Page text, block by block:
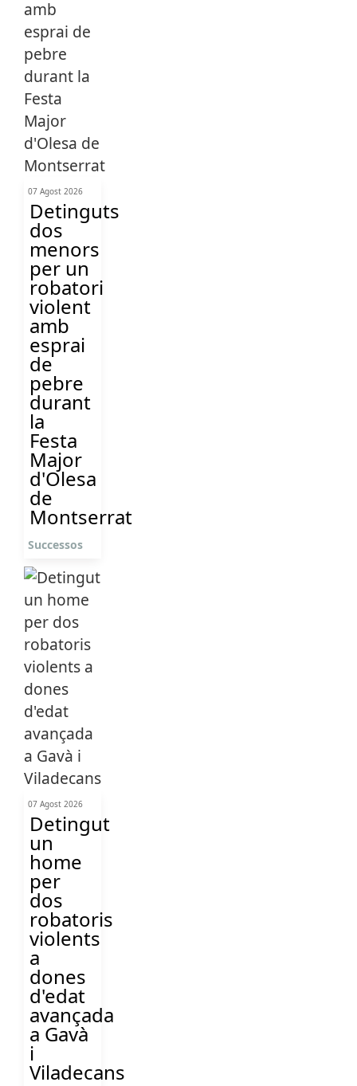
07 Agost 2026
Detinguts
dos
menors
per un
robatori
violent
amb
esprai
de
pebre
durant
la
Festa
Major
d'Olesa
de
Montserrat
Successos
07 Agost 2026
Detingut
un
home
per
dos
robatoris
violents
a
dones
d'edat
avançada
a Gavà
i
Viladecans